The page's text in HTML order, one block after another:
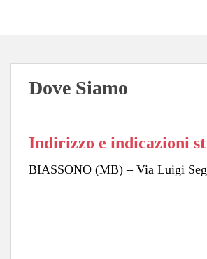
Dove Siamo
Indirizzo e indicazioni
BIASSONO (MB) – Via Luigi